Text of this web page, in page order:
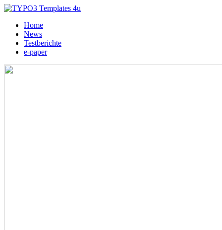
Home
News
Testberichte
e-paper